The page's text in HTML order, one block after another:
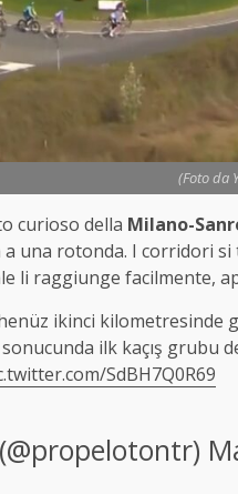
(Foto da
curioso della Milano-
una rotonda. I corridori
li raggiunge facilmente,
ikinci
sonucunda ilk kaçış grubu
SdBH7Q0R69